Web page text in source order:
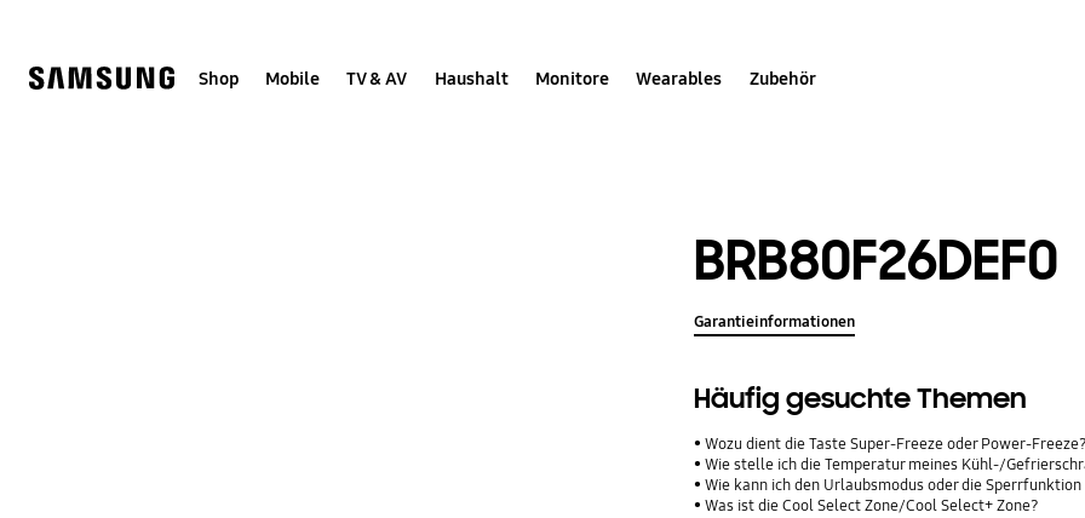
help
Shop Mobile TV & AV Haushalt Monitore Wearables Zubehör
BRB80F26DEF0
Garantieinformationen
Häufig gesuchte Themen
Wozu dient die Taste Super-Freeze oder Power-
Wie stelle ich die Temperatur meines Kühl-/
Wie kann ich den Urlaubsmodus oder die
Was ist die Cool Select Zone/Cool Select+ Zone?